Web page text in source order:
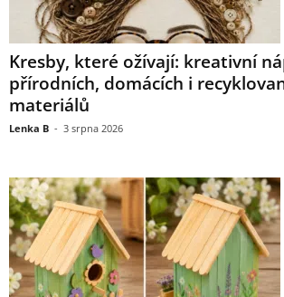
Kresby, které ožívají: kreativní
přírodních, domácích i
materiálů
Lenka B - 3 srpna 2026